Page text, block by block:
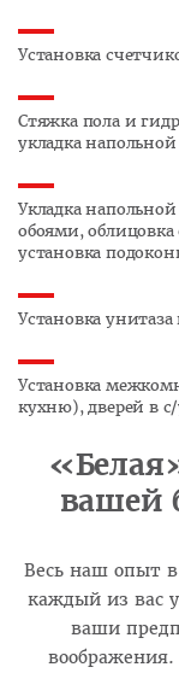
Установка
Стяжка пола и
укладка
Укладка
обоями,
установка
Установка
Установка
кухню), дверей в
вашей
Весь наш опыт в
каждый из вас
ваши